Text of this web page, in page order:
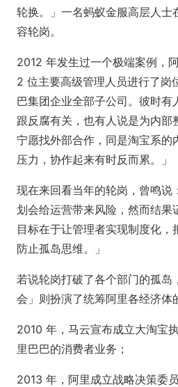
轮换。」一名蚂蚁金服高层人士
容轮岗。
2012 年发生过一个极端案例，
2 位主要高级管理人员进行了岗
巴集团企业全部子公司。彼时有
跟反腐有关，也有人说是为内部
宁愿找外部合作，同是淘宝系的
压力，协作起来有时反而累。」
现在来回看当年的轮岗，曾鸣说
划会给运营带来风险，然而结果
目标在于让管理者实现制度化
防止孤岛思维。」
若说轮岗打破了各个部门的孤岛
会」则扮演了统筹阿里各经济体
2010 年，马云宣布成立大淘宝
里巴巴的消费者业务；
2013 年，阿里成立战略决策委